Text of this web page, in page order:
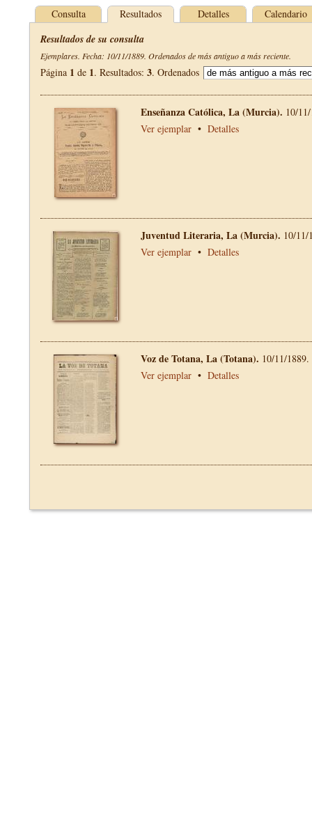
Consulta Resultados Detalles Calendario
Resultados de su consulta
Ejemplares. Fecha: 10/11/1889. Ordenados de más antiguo a más reciente.
Página 1 de 1. Resultados: 3. Ordenados
Enseñanza Católica, La (Murcia). 10/
Ver ejemplar • Detalles
Juventud Literaria, La (Murcia). 10/11/
Ver ejemplar • Detalles
Voz de Totana, La (Totana). 10/11/1889.
Ver ejemplar • Detalles